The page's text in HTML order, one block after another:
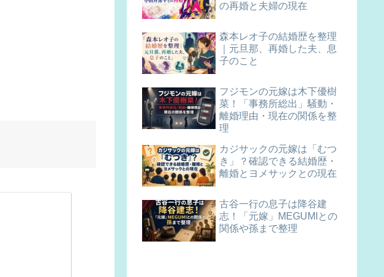
の再婚と夫婦の現在
森本レオ子の結婚歴を整理
｜元旦那、再婚した夫、息
子のこと
フジモンの元嫁は木下優樹
菜！「事務所総出」騒動・
離婚理由・現在の関係を整
理
カジサックの元嫁は「むつ
き」？確認できる結婚歴・
離婚とヨメサックとの現在
古谷一行の息子は降谷建
志！「元嫁」MEGUMIとの
関係や孫まで整理